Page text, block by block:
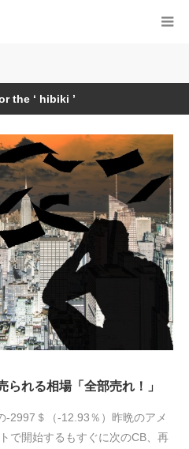
the ‘ hibiki ’
れる相場「全部売れ！」
2997＄（-12.93％）昨晩のアメ
で開始するもすぐに次のCB、再